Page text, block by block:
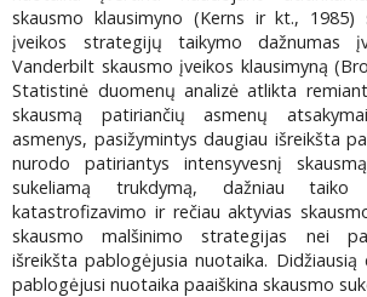
skausmo klausimyno (Kerns ir kt., 1985)
įveikos strategijų taikymo dažnumas
Vanderbilt skausmo įveikos klausimyną
Statistinė duomenų analizė atlikta
skausmą patiriančių asmenų
asmenys, pasižymintys daugiau išreikšta
nurodo patiriantys intensyvesnį
sukeliamą trukdymą, dažniau taiko
katastrofizavimo ir rečiau aktyvias
skausmo malšinimo strategijas nei
išreikšta pablogėjusia nuotaika.
pablogėjusi nuotaika paaiškina skausmo